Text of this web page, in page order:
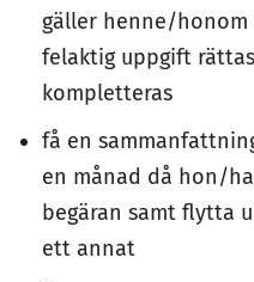
gäller henne/
felaktig uppgift
kompletteras
få en
en månad då hon/
begäran samt flytta
ett annat